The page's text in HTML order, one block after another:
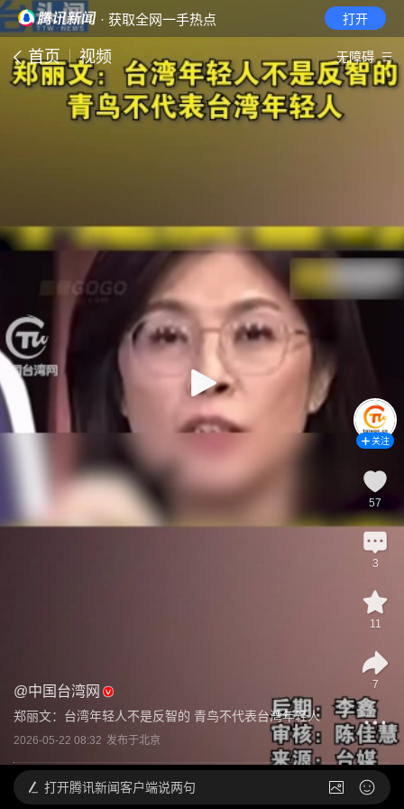
· 获取全网一手热点 打开
首页 视频 无障碍
@中国台湾网
郑丽文：台湾年轻人不是反智的 青鸟不代表台湾年轻人
2026-05-22 08:32 发布于北京
关注
57
3
11
7
打开腾讯新闻客户端说两句